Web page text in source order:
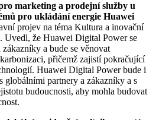
marketing a prodejní služby u
pro ukládání energie Huawei
projev na téma Kultura a inovační
Uvedl, že Huawei Digital Power se
a bude se věnovat
přičemž zajistí pokračující
Huawei Digital Power bude i
globálními partnery a zákazníky a s
budoucnosti, aby mohla budovat